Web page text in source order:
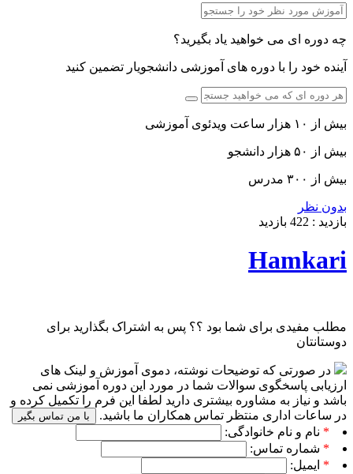
چه دوره ای می خواهید یاد بگیرید؟
آینده خود را با دوره های آموزشی دانشجویار تضمین کنید
بیش از ۱۰ هزار ساعت ویدئوی آموزشی
بیش از ۵۰ هزار دانشجو
بیش از ۳۰۰ مدرس
بدون نظر
بازدید : 422 بازدید
Hamkari
مطلب مفیدی برای شما بود ؟؟ پس به اشتراک بگذارید برای
دوستانتان
در صورتی که توضیحات نوشته، دموی آموزش و لینک های
ارزیابی پاسخگوی سوالات شما در مورد این دوره آموزشی نمی
باشد و نیاز به مشاوره بیشتری دارید لطفا این فرم را تکمیل کرده و
در ساعات اداری منتظر تماس همکاران ما باشید.
با من تماس بگیر
* نام و نام خانوادگی:
* شماره تماس:
* ایمیل: